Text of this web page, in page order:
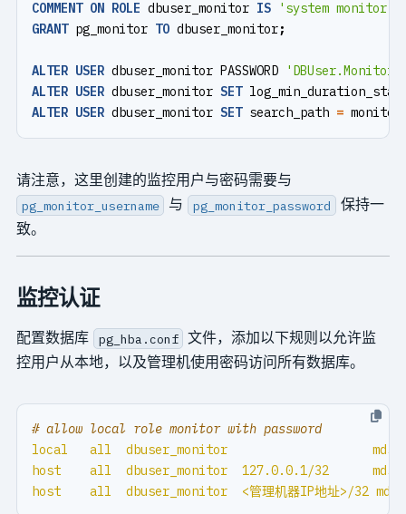
COMMENT ON ROLE dbuser_monitor IS
'system monitor
GRANT pg_monitor TO dbuser_monitor;
ALTER USER dbuser_monitor PASSWORD 'DBUser.Monitor'
ALTER USER dbuser_monitor SET
ALTER USER dbuser_monitor SET search_path = monitor
请注意，这里创建的监控用户与密码需要与
pg_monitor_username 与 pg_monitor_password
保持一
致。
监控认证
配置数据库 pg_hba.conf 文件，添加以下规则以允许监
控用户从本地，以及管理机使用密码访问所有数据库。
# allow local role monitor with password
local   all  dbuser_monitor                    md5
host    all  dbuser_monitor  127.0.0.1/32      md5
host    all  dbuser_monitor  <管理机器IP地址>/32 md5